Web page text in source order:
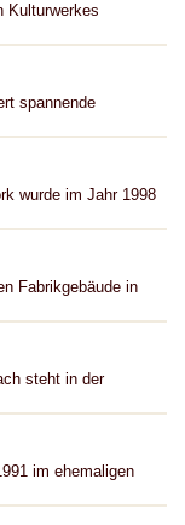
Kulturwerkes
spannende
wurde im Jahr 1998
Fabrikgebäude in
steht in der
im ehemaligen